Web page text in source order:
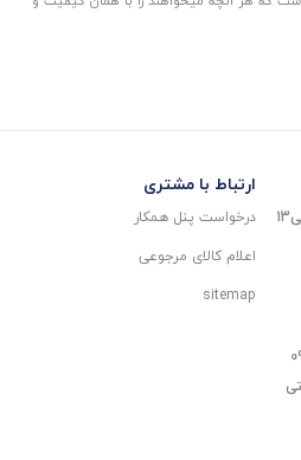
ارتباط با مشتری
درخواست پنل همکار
اعلام کالای مرجوعی
sitemap